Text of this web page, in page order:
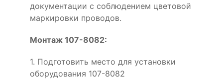
документации с соблюдением цветовой
маркировки проводов.
Монтаж 107-8082:
1. Подготовить место для установки
оборудования 107-8082